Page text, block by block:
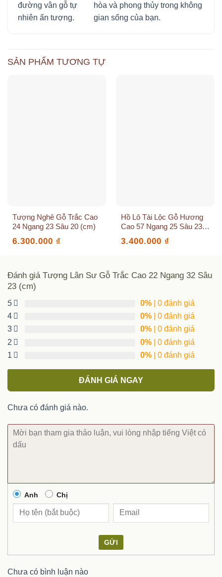
đường vân gỗ tự
nhiên ấn tượng.
hòa và phong thủy trong không
gian sống của bạn.
SẢN PHẨM TƯƠNG TỰ
Tượng Nghê Gỗ Trắc Cao
24 Ngang 23 Sâu 20 (cm)
6.300.000 ₫
Hồ Lô Tài Lộc Gỗ Hương
Cao 57 Ngang 25 Sâu 23
3.400.000 ₫
Đánh giá Tượng Lân Sư Gỗ Trắc Cao 22 Ngang 32 Sâu
23 (cm)
5 0% | 0 đánh giá
4
0% | 0 đánh giá
3
0% | 0 đánh giá
2
0% | 0 đánh giá
1
0% | 0 đánh giá
ĐÁNH GIÁ NGAY
Chưa có đánh giá nào.
Anh Chị
GỬI
Chưa có bình luận nào